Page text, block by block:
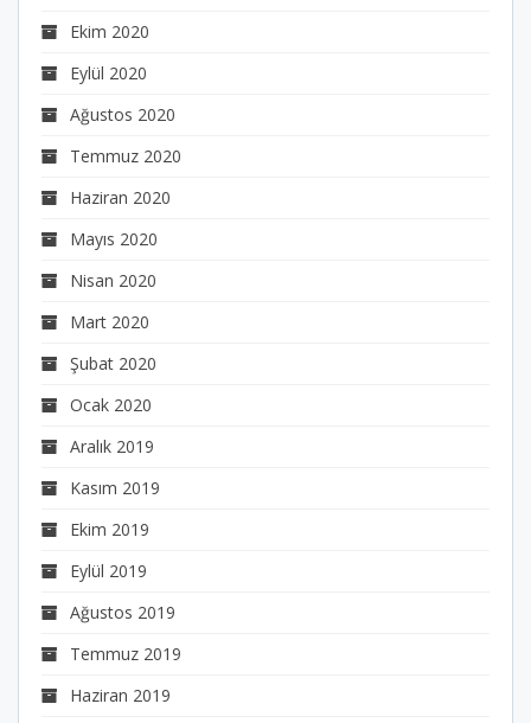
Ekim 2020
Eylül 2020
Ağustos 2020
Temmuz 2020
Haziran 2020
Mayıs 2020
Nisan 2020
Mart 2020
Şubat 2020
Ocak 2020
Aralık 2019
Kasım 2019
Ekim 2019
Eylül 2019
Ağustos 2019
Temmuz 2019
Haziran 2019